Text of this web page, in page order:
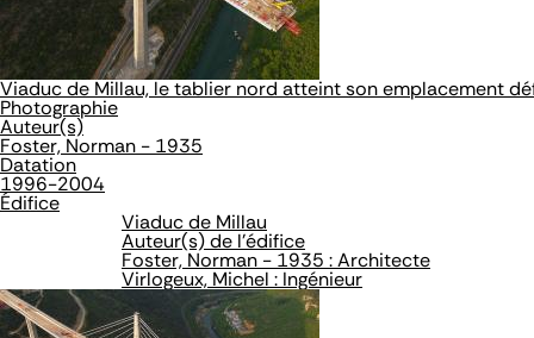
Viaduc de Millau, le tablier nord atteint son emplacement
Photographie
Auteur(s)
Foster, Norman - 1935
Datation
1996-2004
Édifice
Viaduc de Millau
Auteur(s) de l'édifice
Foster, Norman - 1935 : Architecte
Virlogeux, Michel : Ingénieur